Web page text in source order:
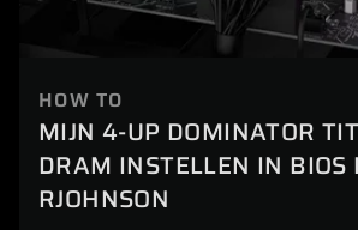
HOW TO
MIJN 4-UP DOMINATOR
DRAM INSTELLEN IN BIOS
RJOHNSON